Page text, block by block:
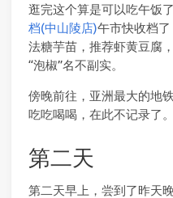
逛完这个算是可以吃午饭
档(中山陵店)午市快收档
法糖芋苗，推荐虾黄豆腐
“泡椒”名不副实。
傍晚前往，亚洲最大的地
吃吃喝喝，在此不记录了。
第二天
第二天早上，尝到了昨天